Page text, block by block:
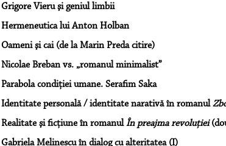
Grigore Vieru şi geniul limbii
Hermeneutica lui Anton Holban
Oameni şi cai (de la Marin Preda citire)
Nicolae Breban vs. „romanul minimalist”
Parabola condiţiei umane. Serafim Saka
Identitate personală / identitate narativă în romanul
Realitate şi ficţiune în romanulÎn preajma revoluţiei
Gabriela Melinescu în dialog cu alteritatea (I)